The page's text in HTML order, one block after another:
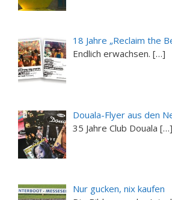
18 Jahre „Reclaim the
Endlich erwachsen. […]
Douala-Flyer aus den
35 Jahre Club Douala […]
Nur gucken, nix kaufen